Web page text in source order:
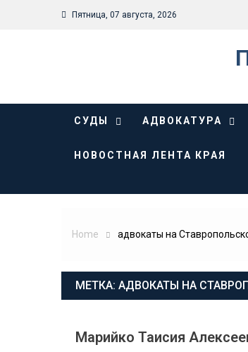
Пятница, 07 августа, 2026
СУДЫ АДВОКАТУРА
НОВОСТНАЯ ЛЕНТА КРАЯ
Home адвокаты на
МЕТКА: АДВОКАТЫ НА
Марийко Таисия